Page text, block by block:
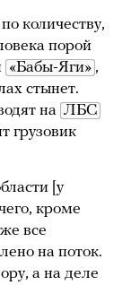
количеству,
порой
«Бабы-Яги» ,
стынет.
на ЛБС
грузовик
[у
кроме
все
на поток.
а на деле